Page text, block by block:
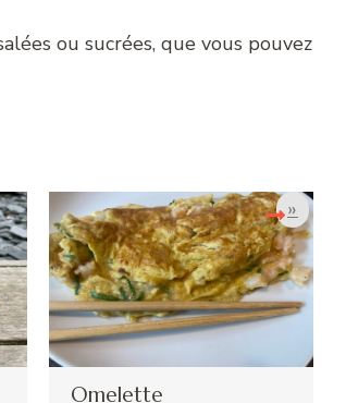
ou sucrées, que vous pouvez
Omelette
»